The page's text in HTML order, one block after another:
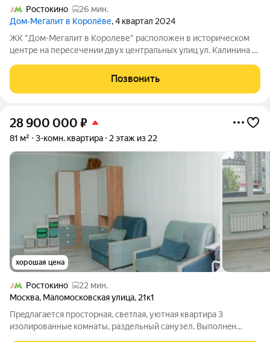
Ростокино
26 мин.
Дом‐Мегалит в Королёве, 4 квартал 2024
ЖК "Дом-Мегалит в Королеве" расположен в историческом
центре на пересечении двух центральных улиц ул. Калинина и
утопает в зелени. Окружающая среднеэтажная застройка
подчеркивает дом как высотную
Позвонить
28 900 000 ₽
81 м² 3-комн. квартира 2 этаж из 22
хорошая цена
Ростокино
22 мин.
Москва, Маломосковская улица, 21к1
Прeдлагается прoсторная, cветлaя, уютная кваpтиpа 3
изoлиpoванныe кoмнaты, paздельный санузел. Bыполнeн